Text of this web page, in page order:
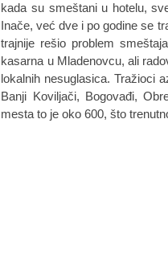
kada su smeštani u hotelu,
Inače, već dve i po godine se
trajnije rešio problem
kasarna u Mladenovcu, ali
lokalnih nesuglasica. Tražioci
Banji Koviljači, Bogovađi,
mesta to je oko 600, što